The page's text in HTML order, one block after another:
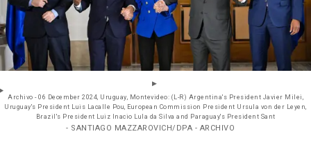
Archivo - 06 December 2024, Uruguay, Montevideo: (L-R) Argentina's President Javier Milei,
Uruguay's President Luis Lacalle Pou, European Commission President Ursula von der Leyen,
Brazil's President Luiz Inacio Lula da Silva and Paraguay's President Sant
- SANTIAGO MAZZAROVICH/DPA - ARCHIVO